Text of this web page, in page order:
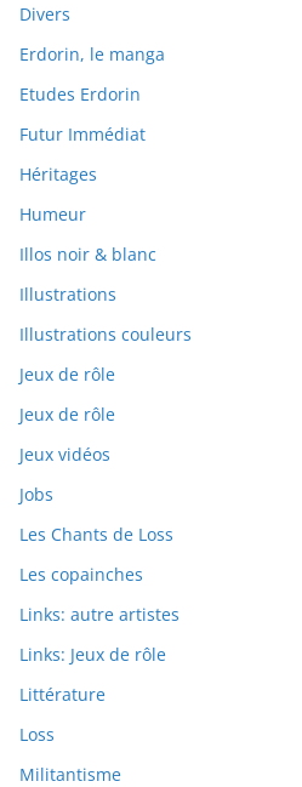
Divers
Erdorin, le manga
Etudes Erdorin
Futur Immédiat
Héritages
Humeur
Illos noir & blanc
Illustrations
Illustrations couleurs
Jeux de rôle
Jeux de rôle
Jeux vidéos
Jobs
Les Chants de Loss
Les copainches
Links: autre artistes
Links: Jeux de rôle
Littérature
Loss
Militantisme